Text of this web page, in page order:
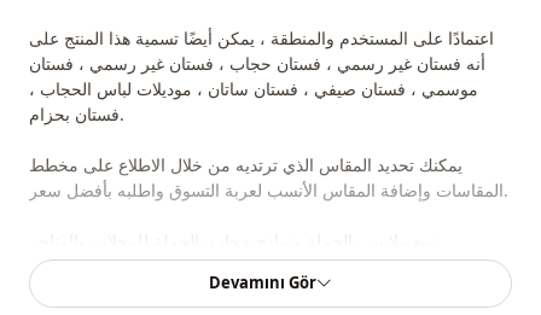
اعتمادًا على المستخدم والمنطقة ، يمكن أيضًا تسمية هذا المنتج على
أنه فستان غير رسمي ، فستان حجاب ، فستان غير رسمي ، فستان
موسمي ، فستان صيفي ، فستان ساتان ، موديلات لباس الحجاب ،
فستان بحزام.
يمكنك تحديد المقاس الذي ترتديه من خلال الاطلاع على مخطط
المقاسات وإضافة المقاس الأنسب لعربة التسوق واطلبه بأفضل سعر.
لشراء الملابس بالجملة والاطلاع على أسعار الجملة الخاصة ، يكفي أن تصبح عضوًا
Devamını Gör